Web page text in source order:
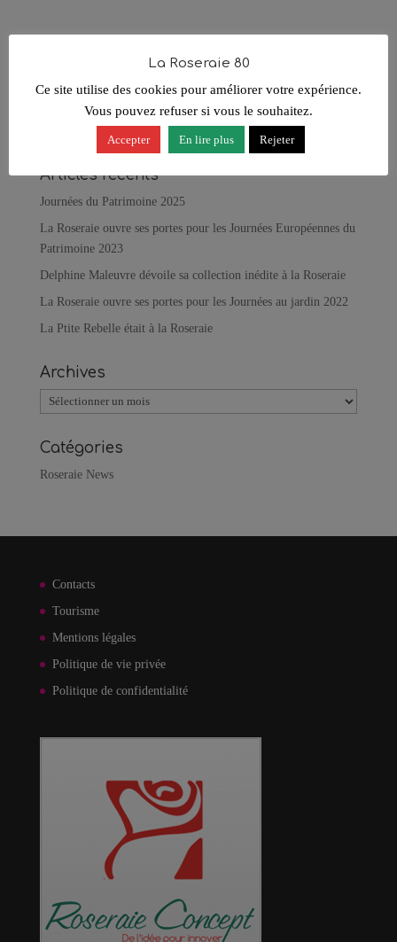
Ce site utilise Akismet pour réduire les indésirables.
traitées .
Articles récents
Journées du Patrimoine 2025
La Roseraie ouvre ses portes pour les Journées Européennes du
Patrimoine 2023
Delphine Maleuvre dévoile sa collection inédite à la Roseraie
La Roseraie ouvre ses portes pour les Journées au jardin 2022
La Ptite Rebelle était à la Roseraie
Archives
Archives
Catégories
Roseraie News
Contacts
Tourisme
Mentions légales
Politique de vie privée
Politique de confidentialité
La Roseraie 80
Ce site utilise des cookies pour améliorer votre expérience.
Vous pouvez refuser si vous le souhaitez.
Accepter En lire plus Rejeter